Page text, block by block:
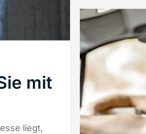
mit
liegt,